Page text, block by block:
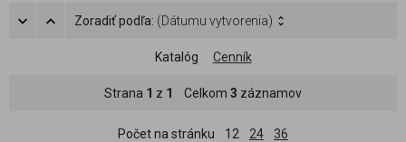
Zoradiť podľa: (Dátumu vytvorenia)
Katalóg Cenník
Strana 1 z 1 Celkom 3 záznamov
Počet na stránku 12 24 36